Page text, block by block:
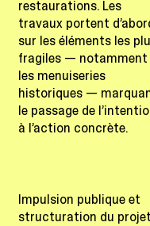
restaurations. Les
travaux portent
sur les éléments les
fragiles — notamment
les menuiseries
historiques —
le passage de
à l’action concrète.
Impulsion publique et
structuration du projet